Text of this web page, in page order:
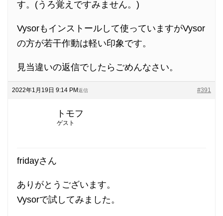
す。(うろ覚えですみません。)
Vysorもインストールして使っていますがVysor
の方が若干作動は軽い印象です。
見当違いの返信でしたらごめんなさい。
2022年1月19日 9:14 PM #391
返信
トモフ
ゲスト
fridayさん
ありがとうございます。
Vysorで試してみました。